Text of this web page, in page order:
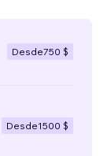
Desde750 $
Desde1500 $